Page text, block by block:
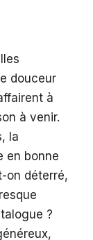
douceur
à
à venir.
la
en bonne
on déterré,
?